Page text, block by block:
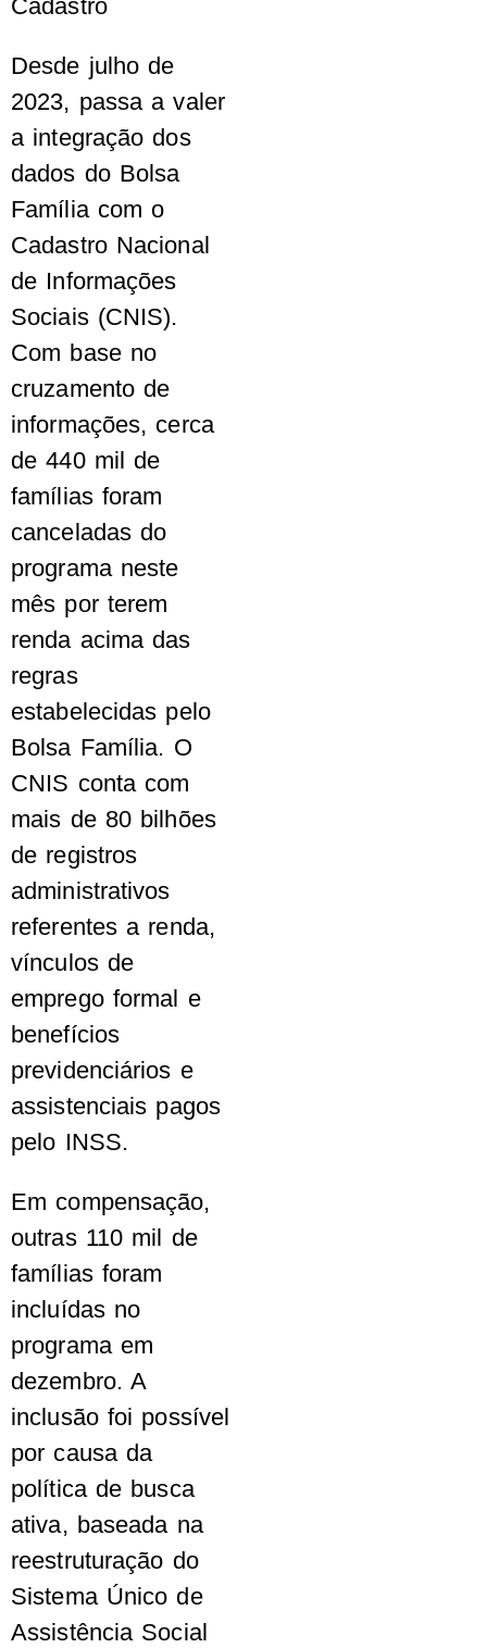
Cadastro
Desde julho de
2023, passa a valer
a integração dos
dados do Bolsa
Família com o
Cadastro Nacional
de Informações
Sociais (CNIS).
Com base no
cruzamento de
informações, cerca
de 440 mil de
famílias foram
canceladas do
programa neste
mês por terem
renda acima das
regras
estabelecidas pelo
Bolsa Família. O
CNIS conta com
mais de 80 bilhões
de registros
administrativos
referentes a renda,
vínculos de
emprego formal e
benefícios
previdenciários e
assistenciais pagos
pelo INSS.
Em compensação,
outras 110 mil de
famílias foram
incluídas no
programa em
dezembro. A
inclusão foi possível
por causa da
política de busca
ativa, baseada na
reestruturação do
Sistema Único de
Assistência Social